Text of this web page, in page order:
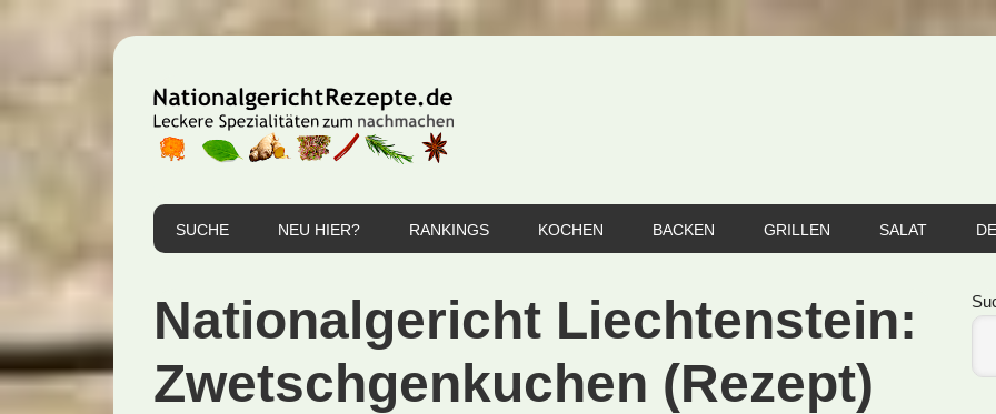
Hauptnavigation
SUCHE NEU HIER? RANKINGS KOCHEN BACKEN GRILLEN SALAT
Nationalgericht Liechtenstein:
Zwetschgenkuchen (Rezept)